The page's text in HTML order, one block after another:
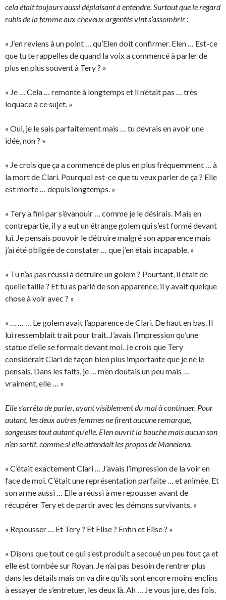
cela était toujours aussi déplaisant à entendre. Surtout que le regard
rubis de la femme aux cheveux argentés vint s’assombrir :
« J’en reviens à un point … qu’Elen doit confirmer. Elen … Est-ce
que tu te rappelles de quand la voix a commencé à parler de
plus en plus souvent à Tery ? »
« Je … Cela … remonte à longtemps et il n’était pas … très
loquace à ce sujet. »
« Oui, je le sais parfaitement mais … tu devrais en avoir une
idée, non ? »
« Je crois que ça a commencé de plus en plus fréquemment … à
la mort de Clari. Pourquoi est-ce que tu veux parler de ça ? Elle
est morte … depuis longtemps. »
« Tery a fini par s’évanouir … comme je le désirais. Mais en
contrepartie, il y a eut un étrange golem qui s’est formé devant
lui. Je pensais pouvoir le détruire malgré son apparence mais
j’ai été obligée de constater … que j’en étais incapable. »
« Tu n’as pas réussi à détruire un golem ? Pourtant, il était de
quelle taille ? Et tu as parlé de son apparence, il y avait quelque
chose à voir avec ? »
« … … … Le golem avait l’apparence de Clari. De haut en bas. Il
lui ressemblait trait pour trait. J’avais l’impression qu’une
statue d’elle se formait devant moi. Je crois que Tery
considérait Clari de façon bien plus importante que je ne le
pensais. Dans les faits, je … m’en doutais un peu mais …
vraiment, elle … »
Elle s’arrêta de parler, ayant visiblement du mal à continuer. Pour
autant, les deux autres femmes ne firent aucune remarque,
songeuses tout autant qu’elle. Elen ouvrit la bouche mais aucun son
n’en sortit, comme si elle attendait les propos de Manelena.
« C’était exactement Clari … J’avais l’impression de la voir en
face de moi. C’était une représentation parfaite … et animée. Et
son arme aussi … Elle a réussi à me repousser avant de
récupérer Tery et de partir avec les démons survivants. »
« Repousser … Et Tery ? Et Elise ? Enfin et Elise ? »
« Disons que tout ce qui s’est produit a secoué un peu tout ça et
elle est tombée sur Royan. Je n’ai pas besoin de rentrer plus
dans les détails mais on va dire qu’ils sont encore moins enclins
à essayer de s’entretuer, les deux là. Ah … Je vous jure, des fois.